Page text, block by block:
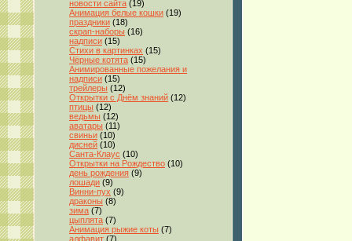
новости сайта (19)
Анимация белые кошки (19)
праздники (18)
скрап-наборы (16)
надписи (15)
Стихи в картинках (15)
Чёрные котята (15)
Анимированные пожелания и
надписи (15)
трейлеры (12)
Открытки с Днём знаний (12)
птицы (12)
ведьмы (12)
аватары (11)
свиньи (10)
дисней (10)
Санта-Клаус (10)
Открытки на Рождество (10)
день рождения (9)
лошади (9)
Винни-пух (9)
драконы (8)
зима (7)
цыплята (7)
Анимация рыжие коты (7)
алфавит (7)